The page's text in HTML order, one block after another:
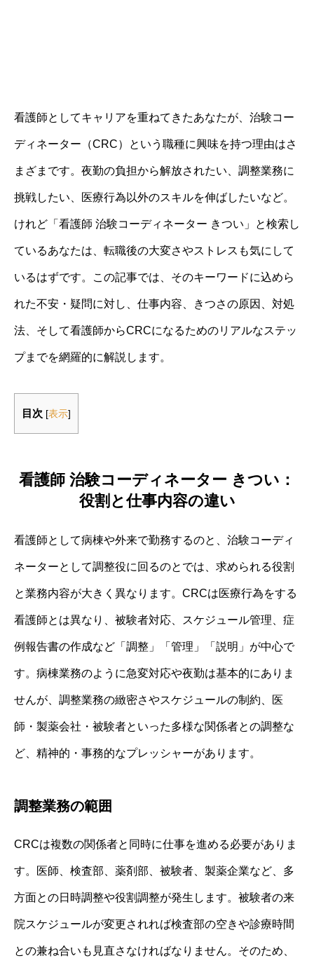
看護師としてキャリアを重ねてきたあなたが、治験コー
ディネーター（CRC）という職種に興味を持つ理由はさ
まざまです。夜勤の負担から解放されたい、調整業務に
挑戦したい、医療行為以外のスキルを伸ばしたいなど。
けれど「看護師 治験コーディネーター きつい」と検索し
ているあなたは、転職後の大変さやストレスも気にして
いるはずです。この記事では、そのキーワードに込めら
れた不安・疑問に対し、仕事内容、きつさの原因、対処
法、そして看護師からCRCになるためのリアルなステッ
プまでを網羅的に解説します。
目次 [表示]
看護師 治験コーディネーター きつい：
役割と仕事内容の違い
看護師として病棟や外来で勤務するのと、治験コーディ
ネーターとして調整役に回るのとでは、求められる役割
と業務内容が大きく異なります。CRCは医療行為をする
看護師とは異なり、被験者対応、スケジュール管理、症
例報告書の作成など「調整」「管理」「説明」が中心で
す。病棟業務のように急変対応や夜勤は基本的にありま
せんが、調整業務の緻密さやスケジュールの制約、医
師・製薬会社・被験者といった多様な関係者との調整な
ど、精神的・事務的なプレッシャーがあります。
調整業務の範囲
CRCは複数の関係者と同時に仕事を進める必要がありま
す。医師、検査部、薬剤部、被験者、製薬企業など、多
方面との日時調整や役割調整が発生します。被験者の来
院スケジュールが変更されれば検査部の空きや診療時間
との兼ね合いも見直さなければなりません。そのため、